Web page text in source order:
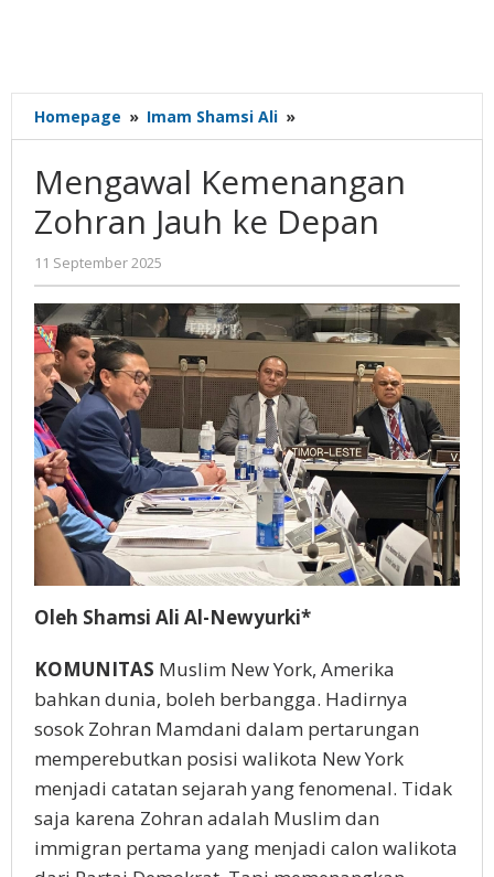
Homepage » Imam Shamsi Ali »
Kemenangan
Jauh
Depan
Mengawal Kemenangan
Zohran Jauh ke Depan
11 September 2025
Gatot
Susanto
Oleh Shamsi Ali Al-Newyurki*
KOMUNITAS Muslim New York, Amerika
bahkan dunia, boleh berbangga. Hadirnya
sosok Zohran Mamdani dalam pertarungan
memperebutkan posisi walikota New York
menjadi catatan sejarah yang fenomenal. Tidak
saja karena Zohran adalah Muslim dan
immigran pertama yang menjadi calon walikota